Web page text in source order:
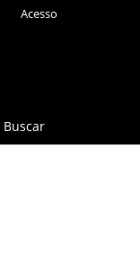
Buscar
Acesso